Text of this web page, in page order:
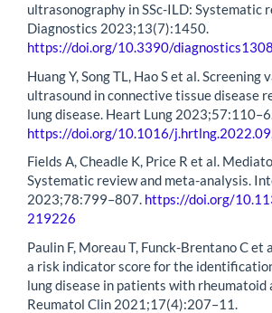
ultrasonography in SSc-ILD: Systematic
Diagnostics 2023;13(7):1450.
https://doi.org/10.3390/
Huang Y, Song TL, Hao S et al. Screening
ultrasound in connective tissue disease
lung disease. Heart Lung
https://doi.org/10.1016/
Fields A, Cheadle K, Price R et al.
Systematic review and meta-analysis.
2023;78:799–807. https://doi.org/
219226
Paulin F, Moreau T, Funck-Brentano C et
a risk indicator score for the
lung disease in patients with
Reumatol Clin 2021;17(4):207–11.